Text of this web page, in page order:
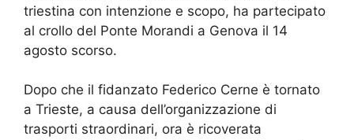
triestina con intenzione e scopo, ha partecipato
al crollo del Ponte Morandi a Genova il 14
agosto scorso.
Dopo che il fidanzato Federico Cerne è tornato
a Trieste, a causa dell’organizzazione di
trasporti straordinari, ora è ricoverata